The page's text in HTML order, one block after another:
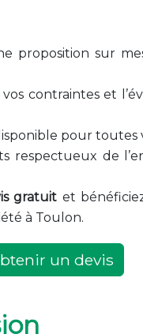
proposition sur
contraintes et
pour toutes
respectueux de
gratuit et
à Toulon.
un devis